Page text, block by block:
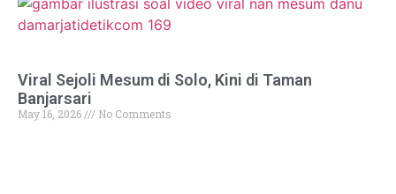
Viral Sejoli Mesum di Solo, Kini di Taman
Banjarsari
May 16, 2026 No Comments